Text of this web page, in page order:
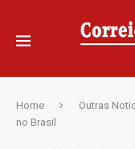
Home Outras
no Brasil